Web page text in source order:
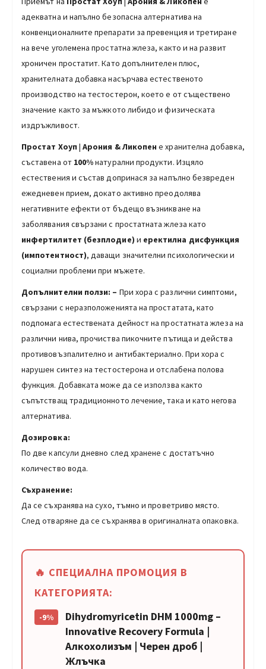
адекватна и напълно безопасна алтернатива на
конвенционалните препарати за превенция и третиране
на вече уголемена простатна жлеза, както и на развит
хроничен простатит. Като допълнителен плюс,
хранителната добавка насърчава естественото
производство на тестостерон, което е от съществено
значение както за мъжкото либидо и физическата
издръжливост.
Простат Хоуп | Арония & Ликопен е хранителна добавка,
съставена от 100%натурални продукти. Изцяло
естествения и състав допринася за напълно безвреден
ежедневен прием, докато активно преодолява
негативните ефекти от бъдещо възникване на
заболявания свързани с простатната жлеза като
инфертилитет (безплодие) и еректилна дисфункция
(импотентност), даващи значителни психологически и
социални проблеми при мъжете.
Допълнителни ползи: – При хора с различни симптоми,
свързани с неразположенията на простатата, като
подпомага естествената дейност на простатната жлеза на
различни нива, прочиства пикочните пътища и действа
противовъзпалително и антибактериално. При хора с
нарушен синтез на тестостерона и отслабена полова
функция. Добавката може да се използва както
съпътстващ традиционното лечение, така и като негова
алтернатива.
Дозировка:
По две капсули дневно след хранене с достатъчно
количество вода.
Съхранение:
Да се съхранява на сухо, тъмно и проветриво място.
След отваряне да се съхранява в оригиналната опаковка.
🔥 СПЕЦИАЛНА ПРОМОЦИЯ В
КАТЕГОРИЯТА:
-9%
Dihydromyricetin DHM 1000mg –
Innovative Recovery Formula |
Алкохолизъм | Черен дроб |
Жлъчка